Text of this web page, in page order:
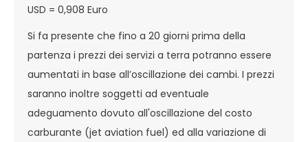
USD = 0,908 Euro
Si fa presente che fino a 20 giorni prima della
partenza i prezzi dei servizi a terra potranno essere
aumentati in base all’oscillazione dei cambi. I prezzi
saranno inoltre soggetti ad eventuale
adeguamento dovuto all'oscillazione del costo
carburante (jet aviation fuel) ed alla variazione di